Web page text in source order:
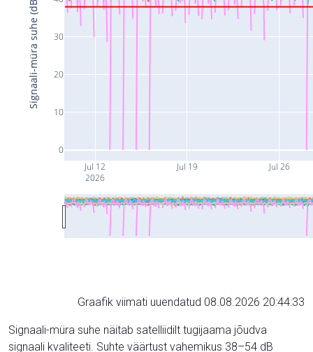
Jul 12
2026
Jul 19 Jul 26
0
10
20
30
Signaali-müra suhe (dB)
Graafik viimati uuendatud 08.08.2026 20:44:33
Signaali-müra suhe näitab satelliidilt tugijaama jõudva
signaali kvaliteeti. Suhte väärtust vahemikus 38–54 dB